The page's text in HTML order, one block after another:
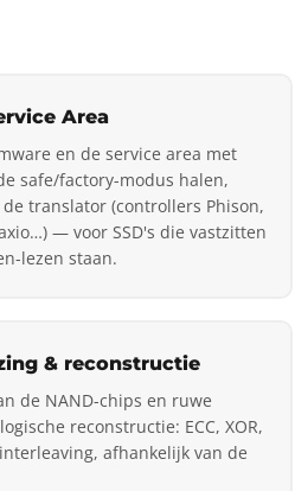
Area
en de service area met
safe/factory-modus halen,
translator (controllers Phison,
— voor SSD's die vastzitten
lezen staan.
& reconstructie
de NAND-chips en ruwe
reconstructie: ECC, XOR,
afhankelijk van de